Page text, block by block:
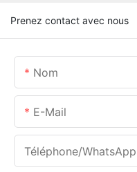
Prenez contact avec nous
Nom
E-Mail
Téléphone/WhatsApp